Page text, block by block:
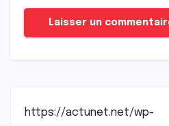
https://actunet.net/wp-